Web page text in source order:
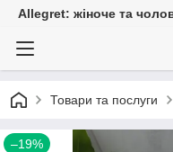
Allegret: жіноче та
Товари та послуги
–19%